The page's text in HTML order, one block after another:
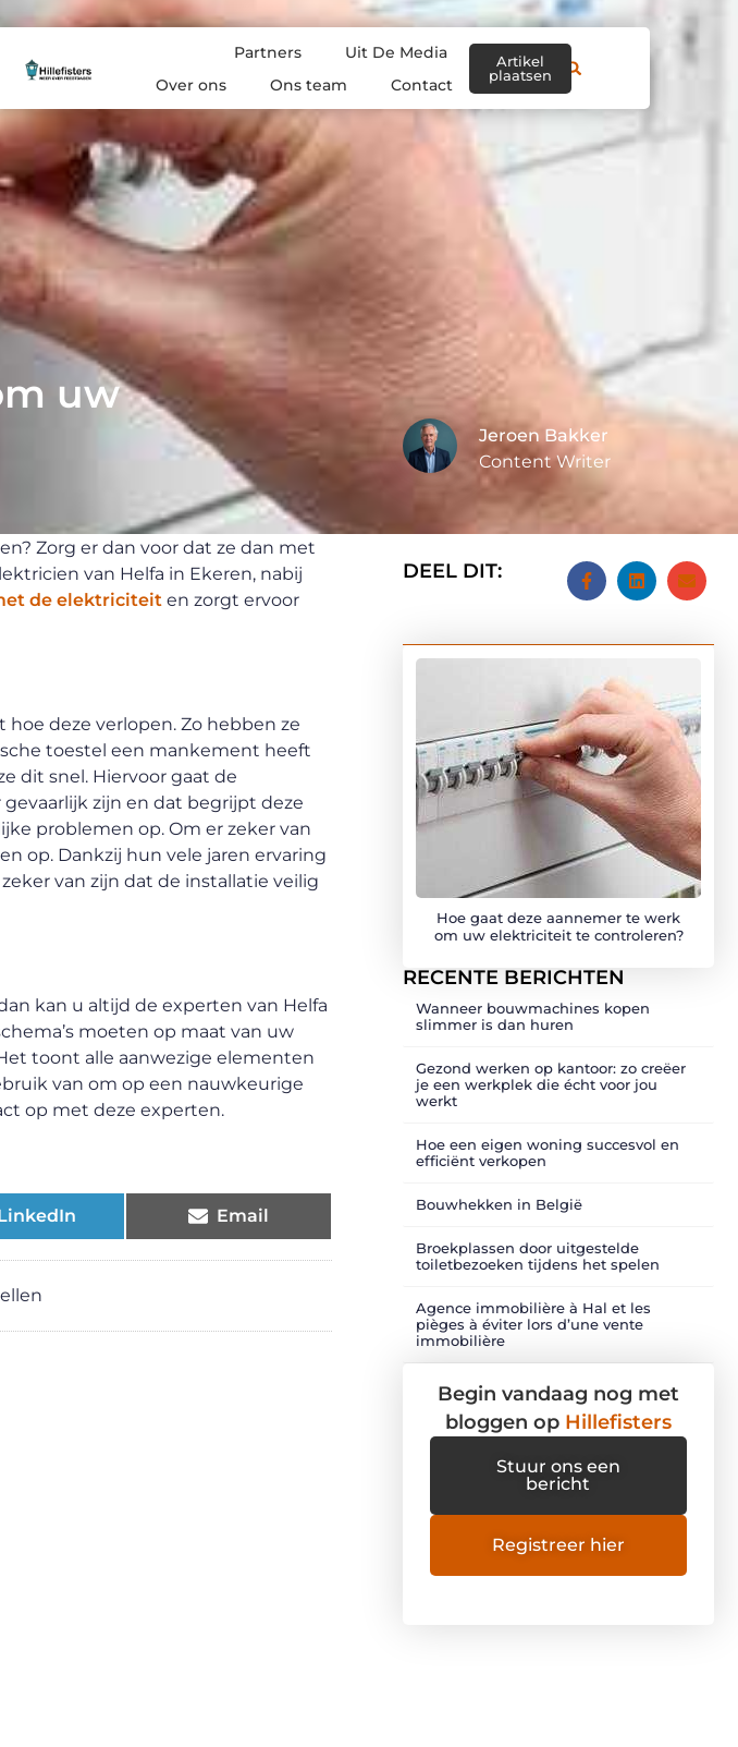
Partners
Uit De Media
Over ons
Ons team Contact
Artikel
plaatsen
uw
Jeroen Bakker
Content Writer
Zorg er dan voor dat ze dan met
van Helfa in Ekeren, nabij
de elektriciteit en zorgt ervoor
deze verlopen. Zo hebben ze
toestel een mankement heeft
dit snel. Hiervoor gaat de
zijn en dat begrijpt deze
problemen op. Om er zeker van
op. Dankzij hun vele jaren ervaring
van zijn dat de installatie veilig
kan u altijd de experten van Helfa
moeten op maat van uw
toont alle aanwezige elementen
van om op een nauwkeurige
op met deze experten.
Email
DEEL DIT:
Hoe gaat deze aannemer te werk
om uw elektriciteit te controleren?
RECENTE BERICHTEN
Wanneer bouwmachines kopen
slimmer is dan huren
Gezond werken op kantoor: zo creëer
je een werkplek die écht voor jou
werkt
Hoe een eigen woning succesvol en
efficiënt verkopen
Bouwhekken in België
Broekplassen door uitgestelde
toiletbezoeken tijdens het spelen
Agence immobilière à Hal et les
pièges à éviter lors d’une vente
immobilière
Begin vandaag nog met
bloggen op Hillefisters
Stuur ons een
bericht
Registreer hier